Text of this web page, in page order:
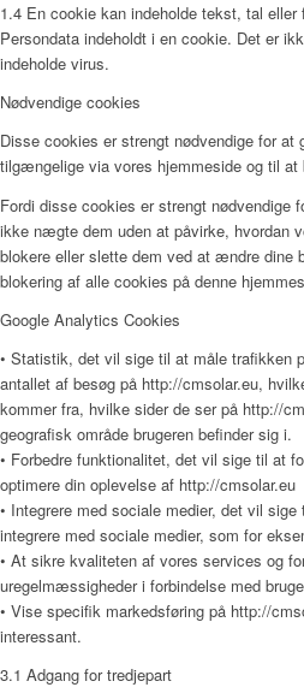
1.4 En cookie kan indeholde tekst, tal
Persondata indeholdt i en cookie. Det er
indeholde virus.
Nødvendige cookies
Disse cookies er strengt nødvendige for at
tilgængelige via vores hjemmeside og til at
Fordi disse cookies er strengt nødvendige
ikke nægte dem uden at påvirke, hvordan
blokere eller slette dem ved at ændre dine
blokering af alle cookies på denne
Google Analytics Cookies
• Statistik, det vil sige til at måle trafikken
antallet af besøg på http://cmsolar.eu,
kommer fra, hvilke sider de ser på http://
geografisk område brugeren befinder sig i.
• Forbedre funktionalitet, det vil sige til at
optimere din oplevelse af http://cmsolar.eu
• Integrere med sociale medier, det vil
integrere med sociale medier, som for
• At sikre kvaliteten af vores services og
uregelmæssigheder i forbindelse med
• Vise specifik markedsføring på http://
interessant.
3.1 Adgang for tredjepart